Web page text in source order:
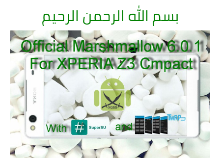
بسم الله الرحمن الرحيم